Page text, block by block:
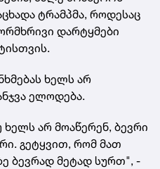
ტრამპმა, როდესაც
დარტყმები
ხელს არ
ელოდება.
არ მოაწერენ, ბევრი
გეტყვით, რომ მათ
ბევრად მეტად სურთ", -